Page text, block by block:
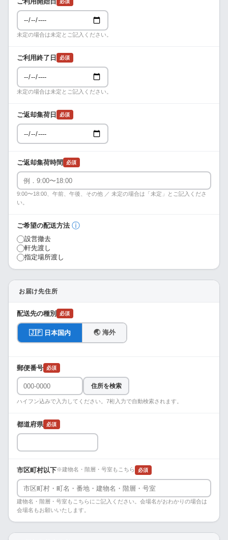
未定の場合は未定とご記入ください。
ご利用終了日 必須
未定の場合は未定とご記入ください。
ご返却集荷日 必須
ご返却集荷時間 必須
9:00〜18:00、午前、午後、その他 ／ 未定の場合は「未定」とご記入くださ
い。
ご希望の配送方法 ⓘ
設営撤去
軒先渡し
指定場所渡し
お届け先住所
配送先の種別 必須
🇯🇵 日本国内 🌏 海外
郵便番号 必須
住所を検索
ハイフン込みで入力してください。7桁入力で自動検索されます。
都道府県 必須
市区町村以下※建物名・階層・号室もこちら 必須
建物名・階層・号室もこちらにご記入ください。会場名がおわかりの場合は
会場名もお願いいたします。